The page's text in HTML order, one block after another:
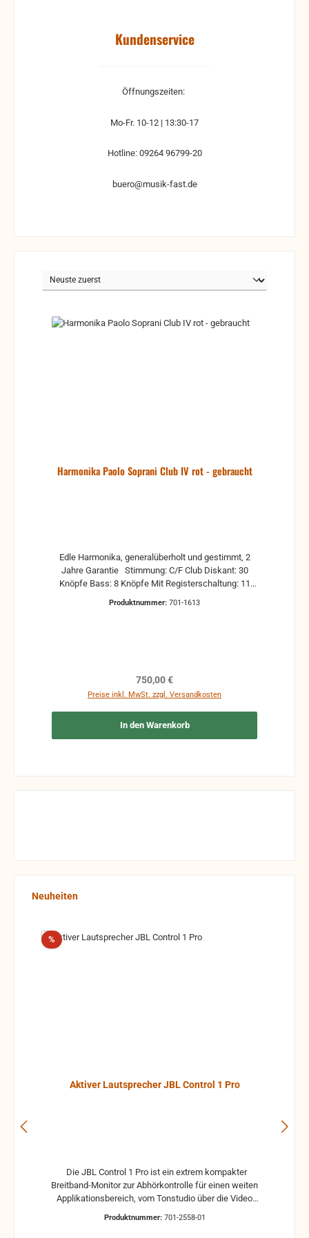
Kundenservice
Öffnungszeiten:
Mo-Fr. 10-12 | 13:30-17
Hotline: 09264 96799-20
buero@musik-fast.de
Harmonika Paolo Soprani Club IV rot - gebraucht
Edle Harmonika, generalüberholt und gestimmt, 2
Jahre Garantie Stimmung: C/F Club Diskant: 30
Knöpfe Bass: 8 Knöpfe Mit Registerschaltung: 11
Produktnummer: 701-1613
Regulärer Preis:
750,00 €
Preise inkl. MwSt. zzgl. Versandkosten
In den Warenkorb
Produktgalerie überspringen
Neuheiten
%Rabatt
Aktiver Lautsprecher JBL Control 1 Pro
Breitband-Monitor zur Abhörkontrolle für einen weiten
Applikationsbereich, vom Tonstudio über die Video
Produktnummer: 701-2558-01